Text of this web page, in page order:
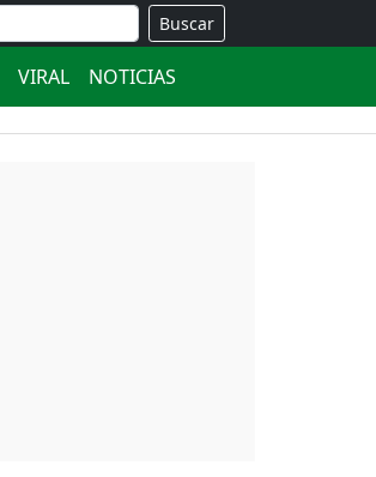
Buscar
VIRAL NOTICIAS